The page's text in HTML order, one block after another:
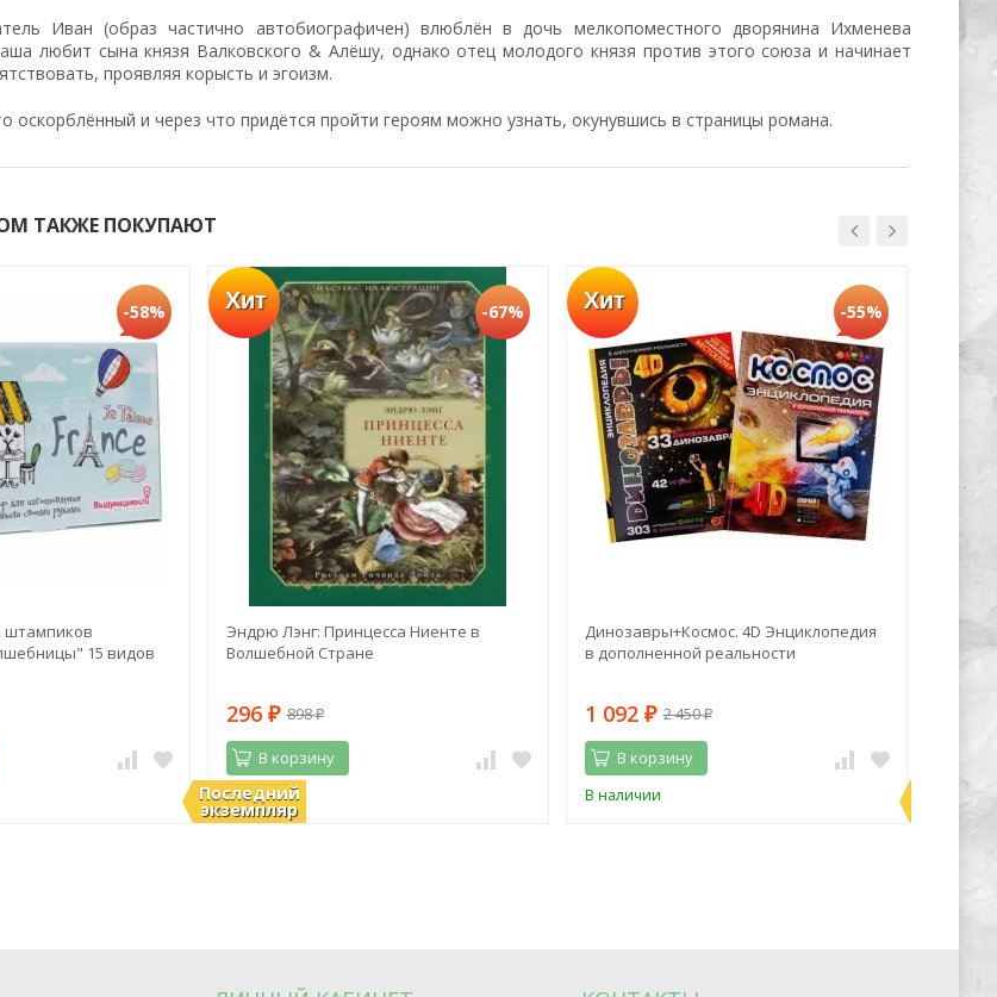
Иван (образ частично автобиографичен) влюблён в дочь мелкопоместного дворянина Ихменева
любит сына князя Валковского & Алёшу, однако отец молодого князя против этого союза и начинает
проявляя корысть и эгоизм.
оскорблённый и через что придётся пройти героям можно узнать, окунувшись в страницы романа.
ТАКЖЕ ПОКУПАЮТ
-58%
штампиков
15 видов
Хит
Последний
экземпляр
-67%
Эндрю Лэнг: Принцесса Ниенте в
Волшебной Стране
296 ₽ 898₽
В корзину
В наличии
Хит -55%
Динозавры+Космос. 4D Энциклопедия
в дополненной реальности
1 092 ₽ 2 450₽
В корзину
В наличии